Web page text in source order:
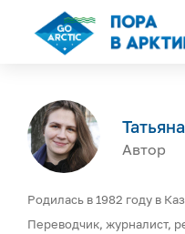
Автор
Родилась в 1982 году в
Переводчик, журналист,